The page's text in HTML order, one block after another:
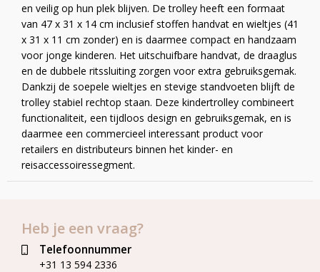
en veilig op hun plek blijven. De trolley heeft een formaat
van 47 x 31 x 14 cm inclusief stoffen handvat en wieltjes (41
x 31 x 11 cm zonder) en is daarmee compact en handzaam
voor jonge kinderen. Het uitschuifbare handvat, de draaglus
en de dubbele ritssluiting zorgen voor extra gebruiksgemak.
Dankzij de soepele wieltjes en stevige standvoeten blijft de
trolley stabiel rechtop staan. Deze kindertrolley combineert
functionaliteit, een tijdloos design en gebruiksgemak, en is
daarmee een commercieel interessant product voor
retailers en distributeurs binnen het kinder- en
reisaccessoiressegment.
Heb je een vraag?
Telefoonnummer
+31 13 594 2336